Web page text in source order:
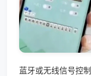
蓝牙或无线信号控